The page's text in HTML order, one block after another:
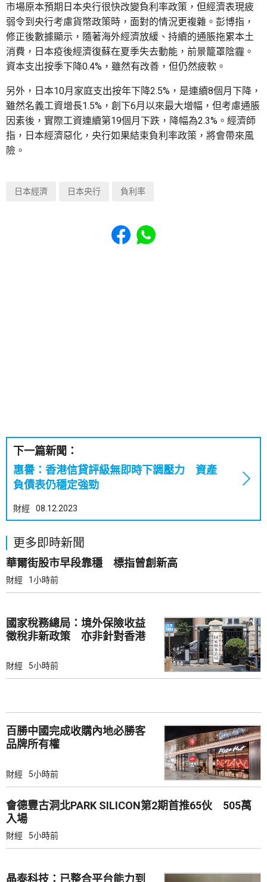
市場原本預期日本央行很快改變負利率政策，但經濟表現疲
弱令到央行考慮貨幣政策時，面對的情況更複雜。彭博指，
修正後數據顯示，隨著海外經濟放緩、持續的通脹拖累本土
消費，日本疫後經濟復蘇在夏季失去動能，前景籠罩陰霾。
資本支出按季下降0.4%，雖然有改善，但仍然疲軟。
另外，日本10月家庭支出按年下降2.5%，是連續8個月下降，
雖然名義工資增長1.5%，創下6月以來最大增幅，但考慮通脹
因素後，實際工資連續第19個月下跌，降幅為2.3%。經濟師
指，日本經濟惡化，央行如果結束負利率政策，將會帶來風
險。
日本經濟 日本央行 負利率
Share to Facebook
Share to WhatsApp
下一篇新聞：
惠譽：香港信貸評級無即時下調壓力 資產
負債表仍穩定強勁
財經 08.12.2023
更多即時新聞
華爾街股市早段靠穩 標指曾創新高
財經 1小時前
國家稅務總局：境外保險收益
徵稅非新政策 亦非針對香港
財經 5小時前
百勝中國完成收購內地必勝客
品牌所有權
財經 5小時前
會德豐古洞北PARK SILICON第2期首推65伙 505萬
入場
財經 5小時前
晶泰科技：已整合平台能力到